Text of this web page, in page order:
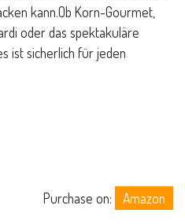
kann.Ob Korn-Gourmet,
oder das spektakuläre
ist sicherlich für jeden
Purchase on: Amazon